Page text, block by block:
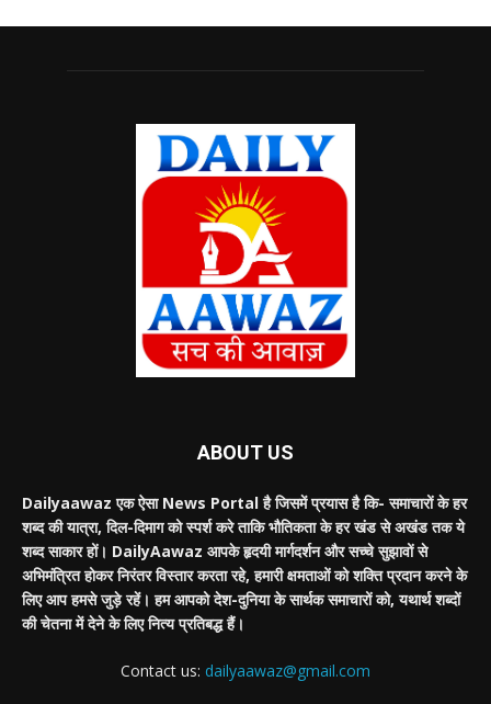
ABOUT US
Dailyaawaz एक ऐसा News Portal है जिसमें प्रयास है कि- समाचारों के हर
शब्द की यात्रा, दिल-दिमाग को स्पर्श करे ताकि भौतिकता के हर खंड से अखंड तक ये
शब्द साकार हों। DailyAawaz आपके हृदयी मार्गदर्शन और सच्चे सुझावों से
अभिमंत्रित होकर निरंतर विस्तार करता रहे, हमारी क्षमताओं को शक्ति प्रदान करने के
लिए आप हमसे जुड़े रहें। हम आपको देश-दुनिया के सार्थक समाचारों को, यथार्थ शब्दों
की चेतना में देने के लिए नित्य प्रतिबद्ध हैं।
Contact us: dailyaawaz@gmail.com